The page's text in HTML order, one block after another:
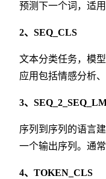
预测下一个词，适
2、SEQ_CLS
文本分类任务，模
应用包括情感分析
3、
序列到序列的语言
一个输出序列。通
4、TOKEN_CLS